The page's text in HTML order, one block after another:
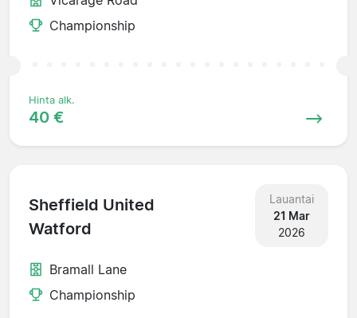
Championship
Hinta alk.
40 €
Sheffield United
Watford
Lauantai
21 Mar
2026
Bramall Lane
Championship